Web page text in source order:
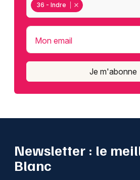
36 - Indre
Mon email
Je m'abonne
Newsletter : le
Blanc